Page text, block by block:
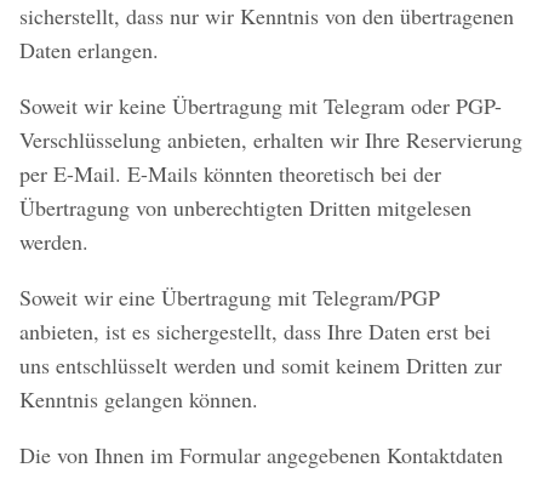
sicherstellt, dass nur wir Kenntnis von den übertragenen
Daten erlangen.
Soweit wir keine Übertragung mit Telegram oder PGP-
Verschlüsselung anbieten, erhalten wir Ihre Reservierung
per E-Mail. E-Mails könnten theoretisch bei der
Übertragung von unberechtigten Dritten mitgelesen
werden.
Soweit wir eine Übertragung mit Telegram/PGP
anbieten, ist es sichergestellt, dass Ihre Daten erst bei
uns entschlüsselt werden und somit keinem Dritten zur
Kenntnis gelangen können.
Die von Ihnen im Formular angegebenen Kontaktdaten